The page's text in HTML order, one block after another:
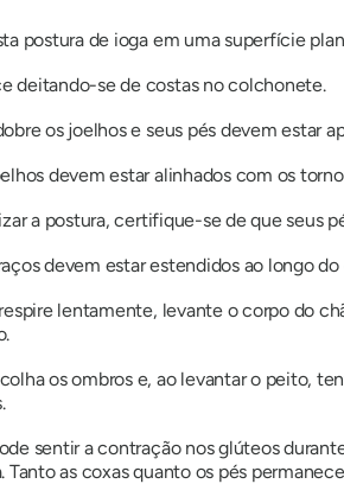
postura de ioga em uma superfície
deitando-se de costas no colchonete.
os joelhos e seus pés devem estar
devem estar alinhados com os
a postura, certifique-se de que seus
devem estar estendidos ao longo
lentamente, levante o corpo do
os ombros e, ao levantar o peito,
sentir a contração nos glúteos
Tanto as coxas quanto os pés